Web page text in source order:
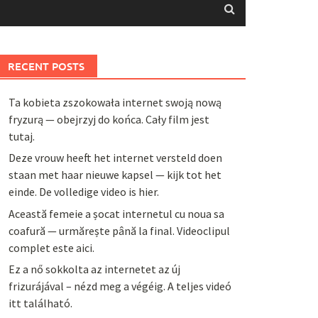
RECENT POSTS
Ta kobieta zszokowała internet swoją nową
fryzurą — obejrzyj do końca. Cały film jest
tutaj.
Deze vrouw heeft het internet versteld doen
staan met haar nieuwe kapsel — kijk tot het
einde. De volledige video is hier.
Această femeie a șocat internetul cu noua sa
coafură — urmărește până la final. Videoclipul
complet este aici.
Ez a nő sokkolta az internetet az új
frizurájával – nézd meg a végéig. A teljes videó
itt található.